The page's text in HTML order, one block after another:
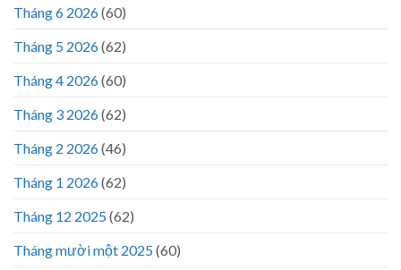
Tháng 6 2026(60)
Tháng 5 2026(62)
Tháng 4 2026(60)
Tháng 3 2026(62)
Tháng 2 2026(46)
Tháng 1 2026(62)
Tháng 12 2025(62)
Tháng mười một 2025(60)